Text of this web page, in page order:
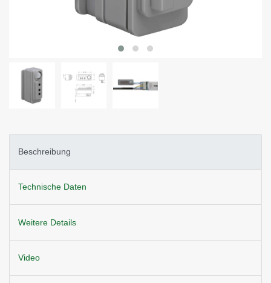
Beschreibung
Technische Daten
Weitere Details
Video